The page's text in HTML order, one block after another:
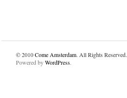
© 2010Come Amsterdam. All Rights Reserved.
Powered byWordPress.